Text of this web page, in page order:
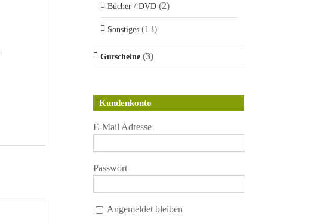
Bücher / DVD (2)
Sonstiges (13)
Gutscheine (3)
Kundenkonto
E-Mail Adresse
Passwort
Angemeldet bleiben